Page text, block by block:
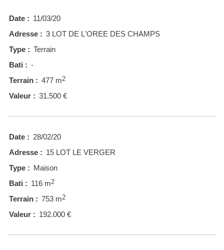
Date : 11/03/20
Adresse : 3 LOT DE L'OREE DES CHAMPS
Type : Terrain
Bati : -
Terrain : 477 m2
Valeur : 31.500 €
Date : 28/02/20
Adresse : 15 LOT LE VERGER
Type : Maison
Bati : 116 m2
Terrain : 753 m2
Valeur : 192.000 €